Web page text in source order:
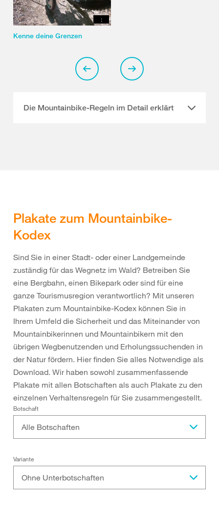
:
Kenne deine Grenzen
Die Mountainbike-Regeln im Detail erklärt
Plakate zum Mountainbike-
Kodex
Sind Sie in einer Stadt- oder einer Landgemeinde
zuständig für das Wegnetz im Wald? Betreiben Sie
eine Bergbahn, einen Bikepark oder sind für eine
ganze Tourismusregion verantwortlich? Mit unseren
Plakaten zum Mountainbike-Kodex können Sie in
Ihrem Umfeld die Sicherheit und das Miteinander von
Mountainbikerinnen und Mountainbikern mit den
übrigen Wegbenutzenden und Erholungssuchenden in
der Natur fördern. Hier finden Sie alles Notwendige als
Download. Wir haben sowohl zusammenfassende
Plakate mit allen Botschaften als auch Plakate zu den
einzelnen Verhaltensregeln für Sie zusammengestellt.
Botschaft
Alle Botschaften
Variante
Ohne Unterbotschaften